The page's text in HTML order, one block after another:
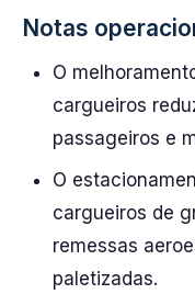
Notas
O
cargueiros
passageiros e
O
cargueiros de
remessas
paletizadas.